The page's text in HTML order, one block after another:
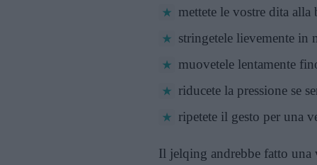
mettete le vostre dita alla
stringetele lievemente in
muovetele lentamente
riducete la pressione se
ripetete il gesto per una
Il jelqing andrebbe fatto